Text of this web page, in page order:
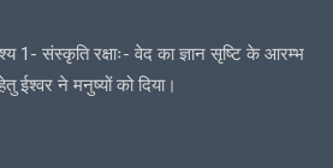
1- संस्कृति रक्षाः- वेद का ज्ञान सृष्टि के आरम्भ
ईश्वर ने मनुष्यों को दिया।